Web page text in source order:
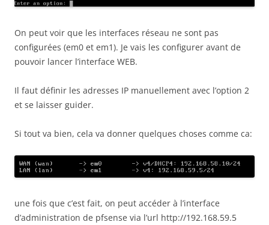
On peut voir que les interfaces réseau ne sont pas
configurées (em0 et em1). Je vais les configurer avant de
pouvoir lancer l’interface WEB.
Il faut définir les adresses IP manuellement avec l’option 2
et se laisser guider.
Si tout va bien, cela va donner quelques choses comme ca:
une fois que c’est fait, on peut accéder à l’interface
d’administration de pfsense via l’url http://192.168.59.5